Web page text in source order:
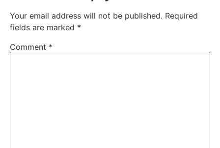
Your email address will not be published. Required
fields are marked *
Comment *